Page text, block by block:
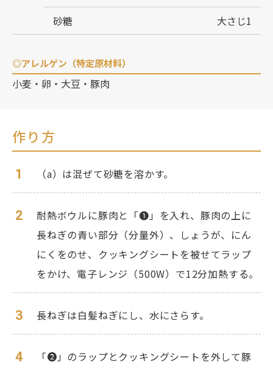
砂糖
大さじ1
◎アレルゲン（特定原材料）
小麦・卵・大豆・豚肉
作り方
1 （a）は混ぜて砂糖を溶かす。
2
耐熱ボウルに豚肉と「❶」を入れ、豚肉の上に
長ねぎの青い部分（分量外）、しょうが、にん
にくをのせ、クッキングシートを被せてラップ
をかけ、電子レンジ（500W）で12分加熱する。
3 長ねぎは白髪ねぎにし、水にさらす。
4
「❷」のラップとクッキングシートを外して豚